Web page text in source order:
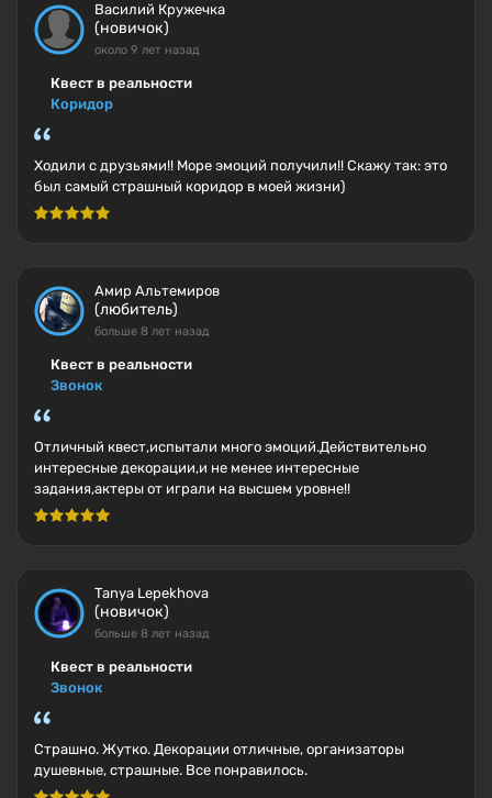
Василий Кружечка
(новичок)
около 9 лет назад
Квест в реальности
Коридор
Ходили с друзьями!! Море эмоций получили!! Скажу так: это
был самый страшный коридор в моей жизни)
Амир Альтемиров
(любитель)
больше 8 лет назад
Квест в реальности
Звонок
Отличный квест,испытали много эмоций.Действительно
интересные декорации,и не менее интересные
задания,актеры от играли на высшем уровне!!
Tanya Lepekhova
(новичок)
больше 8 лет назад
Квест в реальности
Звонок
Страшно. Жутко. Декорации отличные, организаторы
душевные, страшные. Все понравилось.